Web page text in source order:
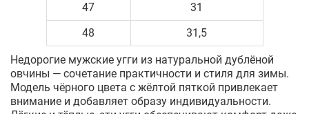
47
31
48
31,5
Недорогие мужские угги из натуральной дублёной
овчины — сочетание практичности и стиля для зимы.
Модель чёрного цвета с жёлтой пяткой привлекает
внимание и добавляет образу индивидуальности.